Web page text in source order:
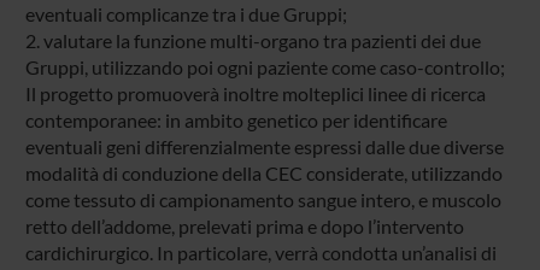
eventuali complicanze tra i due Gruppi;
2. valutare la funzione multi-organo tra pazienti dei due
Gruppi, utilizzando poi ogni paziente come caso-controllo;
Il progetto promuoverà inoltre molteplici linee di ricerca
contemporanee: in ambito genetico per identificare
eventuali geni differenzialmente espressi dalle due diverse
modalità di conduzione della CEC considerate, utilizzando
come tessuto di campionamento sangue intero, e muscolo
retto dell’addome, prelevati prima e dopo l’intervento
cardichirurgico. In particolare, verrà condotta un’analisi di